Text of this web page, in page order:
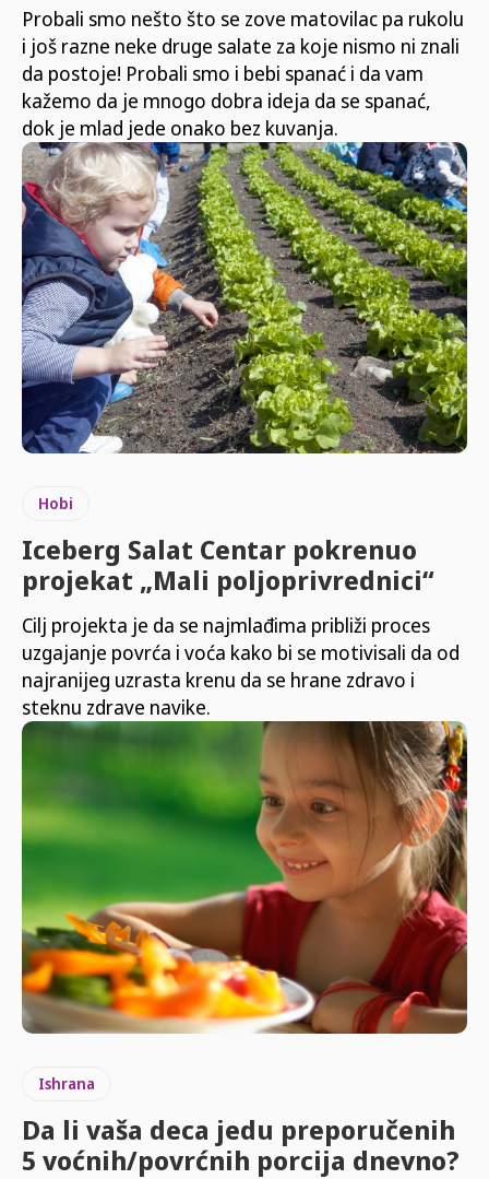
Probali smo nešto što se zove matovilac pa rukolu
i još razne neke druge salate za koje nismo ni znali
da postoje! Probali smo i bebi spanać i da vam
kažemo da je mnogo dobra ideja da se spanać,
dok je mlad jede onako bez kuvanja.
Hobi
Iceberg Salat Centar pokrenuo
projekat „Mali poljoprivrednici“
Cilj projekta je da se najmlađima približi proces
uzgajanje povrća i voća kako bi se motivisali da od
najranijeg uzrasta krenu da se hrane zdravo i
steknu zdrave navike.
Ishrana
Da li vaša deca jedu preporučenih
5 voćnih/povrćnih porcija dnevno?